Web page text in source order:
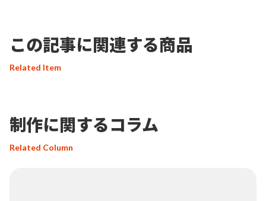
この記事に関連する商品
Related Item
制作に関するコラム
Related Column